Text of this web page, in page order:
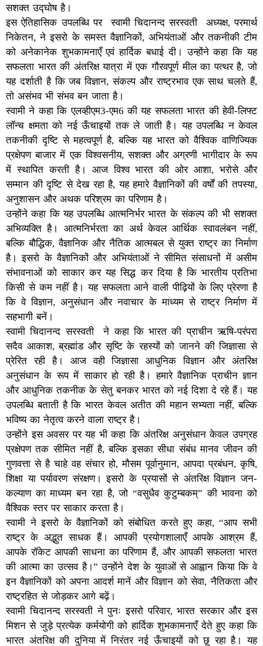
सशक्त उद्घोष है।
इस ऐतिहासिक उपलब्धि पर स्वामी चिदानन्द सरस्वती अध्यक्ष, परमार्थ
निकेतन, ने इसरो के समस्त वैज्ञानिकों, अभियंताओं और तकनीकी टीम
को अनेकानेक शुभकामनाएँ एवं हार्दिक बधाई दी। उन्होंने कहा कि यह
सफलता भारत की अंतरिक्ष यात्रा में एक गौरवपूर्ण मील का पत्थर है, जो
यह दर्शाती है कि जब विज्ञान, संकल्प और राष्ट्रभाव एक साथ चलते हैं,
तो असंभव भी संभव बन जाता है।
स्वामी ने कहा कि एलव्हीएम3-एम6 की यह सफलता भारत की हेवी-लिफ्ट
लॉन्च क्षमता को नई ऊँचाइयों तक ले जाती है। यह उपलब्धि न केवल
तकनीकी दृष्टि से महत्वपूर्ण है, बल्कि यह भारत को वैश्विक वाणिज्यिक
प्रक्षेपण बाजार में एक विश्वसनीय, सशक्त और अग्रणी भागीदार के रूप
में स्थापित करती है। आज विश्व भारत की ओर आशा, भरोसे और
सम्मान की दृष्टि से देख रहा है, यह हमारे वैज्ञानिकों की वर्षों की तपस्या,
अनुशासन और अथक परिश्रम का परिणाम है।
उन्होंने कहा कि यह उपलब्धि आत्मनिर्भर भारत के संकल्प की भी सशक्त
अभिव्यक्ति है। आत्मनिर्भरता का अर्थ केवल आर्थिक स्वावलंबन नहीं,
बल्कि बौद्धिक, वैज्ञानिक और नैतिक आत्मबल से युक्त राष्ट्र का निर्माण
है। इसरो के वैज्ञानिकों और अभियंताओं ने सीमित संसाधनों में असीम
संभावनाओं को साकार कर यह सिद्ध कर दिया है कि भारतीय प्रतिभा
किसी से कम नहीं है। यह सफलता आने वाली पीढ़ियों के लिए प्रेरणा है
कि वे विज्ञान, अनुसंधान और नवाचार के माध्यम से राष्ट्र निर्माण में
सहभागी बनें।
स्वामी चिदानन्द सरस्वती ने कहा कि भारत की प्राचीन ऋषि-परंपरा
सदैव आकाश, ब्रह्मांड और सृष्टि के रहस्यों को जानने की जिज्ञासा से
प्रेरित रही है। आज वही जिज्ञासा आधुनिक विज्ञान और अंतरिक्ष
अनुसंधान के रूप में साकार हो रही है। हमारे वैज्ञानिक प्राचीन ज्ञान
और आधुनिक तकनीक के सेतु बनकर भारत को नई दिशा दे रहे हैं। यह
उपलब्धि बताती है कि भारत केवल अतीत की महान सभ्यता नहीं, बल्कि
भविष्य का नेतृत्व करने वाला राष्ट्र है।
उन्होंने इस अवसर पर यह भी कहा कि अंतरिक्ष अनुसंधान केवल उपग्रह
प्रक्षेपण तक सीमित नहीं है, बल्कि इसका सीधा संबंध मानव जीवन की
गुणवत्ता से है चाहे वह संचार हो, मौसम पूर्वानुमान, आपदा प्रबंधन, कृषि,
शिक्षा या पर्यावरण संरक्षण। इसरो के प्रयासों से अंतरिक्ष विज्ञान जन-
कल्याण का माध्यम बन रहा है, जो “वसुधैव कुटुम्बकम्” की भावना को
वैश्विक स्तर पर साकार करता है।
स्वामी ने इसरो के वैज्ञानिकों को संबोधित करते हुए कहा, “आप सभी
राष्ट्र के अद्भुत साधक हैं। आपकी प्रयोगशालाएँ आपके आश्रम हैं,
आपके रॉकेट आपकी साधना का परिणाम हैं, और आपकी सफलता भारत
की आत्मा का उत्सव है।” उन्होंने देश के युवाओं से आह्वान किया कि वे
इन वैज्ञानिकों को अपना आदर्श मानें और विज्ञान को सेवा, नैतिकता और
राष्ट्रहित से जोड़कर आगे बढ़ें।
स्वामी चिदानन्द सरस्वती ने पुनः इसरो परिवार, भारत सरकार और इस
मिशन से जुड़े प्रत्येक कर्मयोगी को हार्दिक शुभकामनाएँ देते हुए कहा कि
भारत अंतरिक्ष की दुनिया में निरंतर नई ऊँचाइयों को छू रहा है। यह